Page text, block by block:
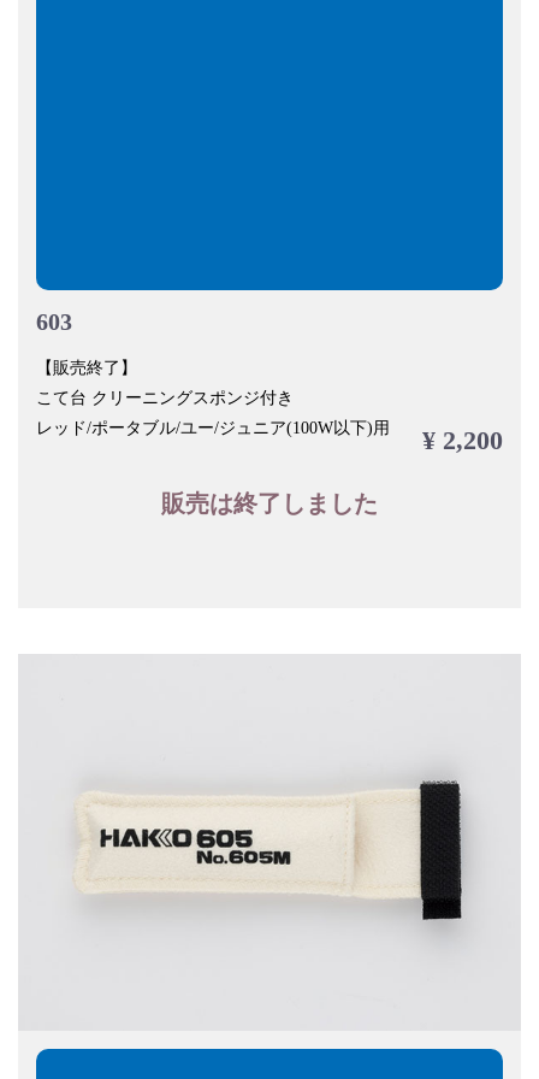
603
【販売終了】
こて台 クリーニングスポンジ付き
レッド/ポータブル/ユー/ジュニア(100W以下)用
¥ 2,200
販売は終了しました